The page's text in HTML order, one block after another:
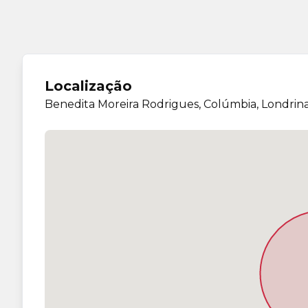
Localização
Benedita Moreira Rodrigues, Colúmbia,